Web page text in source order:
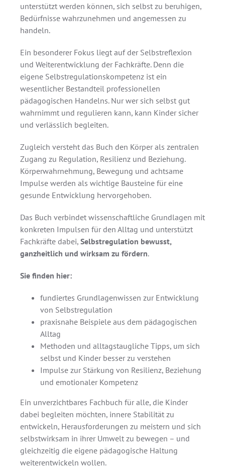
unterstützt werden können, sich selbst zu beruhigen,
Bedürfnisse wahrzunehmen und angemessen zu
handeln.
Ein besonderer Fokus liegt auf der Selbstreflexion
und Weiterentwicklung der Fachkräfte. Denn die
eigene Selbstregulationskompetenz ist ein
wesentlicher Bestandteil professionellen
pädagogischen Handelns. Nur wer sich selbst gut
wahrnimmt und regulieren kann, kann Kinder sicher
und verlässlich begleiten.
Zugleich versteht das Buch den Körper als zentralen
Zugang zu Regulation, Resilienz und Beziehung.
Körperwahrnehmung, Bewegung und achtsame
Impulse werden als wichtige Bausteine für eine
gesunde Entwicklung hervorgehoben.
Das Buch verbindet wissenschaftliche Grundlagen mit
konkreten Impulsen für den Alltag und unterstützt
Fachkräfte dabei, Selbstregulation bewusst,
ganzheitlich und wirksam zu fördern.
Sie finden hier:
fundiertes Grundlagenwissen zur Entwicklung
von Selbstregulation
praxisnahe Beispiele aus dem pädagogischen
Alltag
Methoden und alltagstaugliche Tipps, um sich
selbst und Kinder besser zu verstehen
Impulse zur Stärkung von Resilienz, Beziehung
und emotionaler Kompetenz
Ein unverzichtbares Fachbuch für alle, die Kinder
dabei begleiten möchten, innere Stabilität zu
entwickeln, Herausforderungen zu meistern und sich
selbstwirksam in ihrer Umwelt zu bewegen – und
gleichzeitig die eigene pädagogische Haltung
weiterentwickeln wollen.